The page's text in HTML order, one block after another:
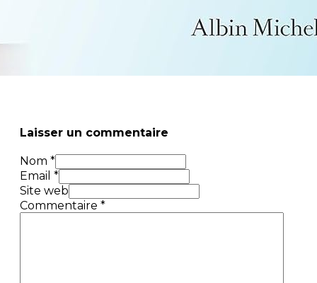
Laisser un commentaire
Nom *
Email *
Site web
Commentaire *